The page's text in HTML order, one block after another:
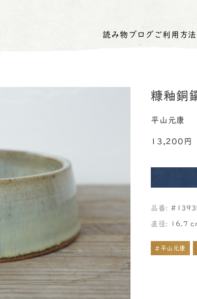
読み物 ブログ ご利用方法
糠釉銅
平山元康
13,200円
品番:
直径: 16.7
#平山元康